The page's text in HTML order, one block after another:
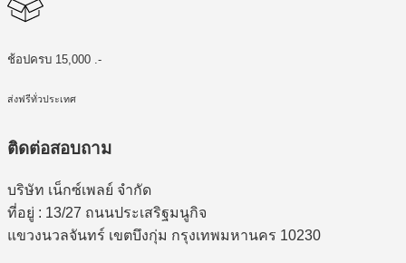
ช้อปครบ 15,000 .-
ส่งฟรีทั่วประเทศ
ติดต่อสอบถาม
บริษัท เน็กซ์เพลย์ จำกัด
ที่อยู่ : 13/27 ถนนประเสริฐมนูกิจ
แขวงนวลจันทร์ เขตบึงกุ่ม กรุงเทพมหานคร 10230